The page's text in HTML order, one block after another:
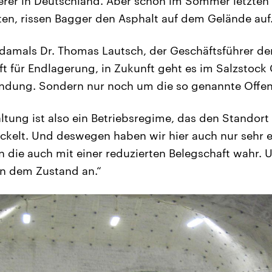
rissen Bagger den Asphalt auf dem Gelände
Dr. Thomas Lautsch, der Geschäftsführer
für Endlagerung, in Zukunft geht es im Salzstock
Sondern nur noch um die so genannte
ist also ein Betriebsregime, das den
Und deswegen haben wir hier auch nur sehr
die auch mit einer reduzierten Belegschaft wahr.
dem Zustand an.“